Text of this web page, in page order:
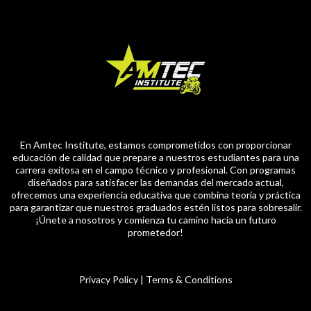
En Amtec Institute, estamos comprometidos con proporcionar
educación de calidad que prepare a nuestros estudiantes para una
carrera exitosa en el campo técnico y profesional. Con programas
diseñados para satisfacer las demandas del mercado actual,
ofrecemos una experiencia educativa que combina teoría y práctica
para garantizar que nuestros graduados estén listos para sobresalir.
¡Únete a nosotros y comienza tu camino hacia un futuro
prometedor!
Privacy Policy| Terms & Conditions